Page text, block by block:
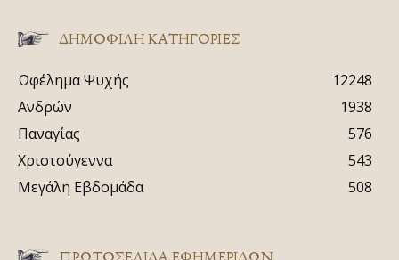
ΔΗΜΟΦΙΛΗ ΚΑΤΗΓΟΡΙΕΣ
Ωφέλημα Ψυχής
12248
Ανδρών
1938
Παναγίας
576
Χριστούγεννα
543
Μεγάλη Εβδομάδα
508